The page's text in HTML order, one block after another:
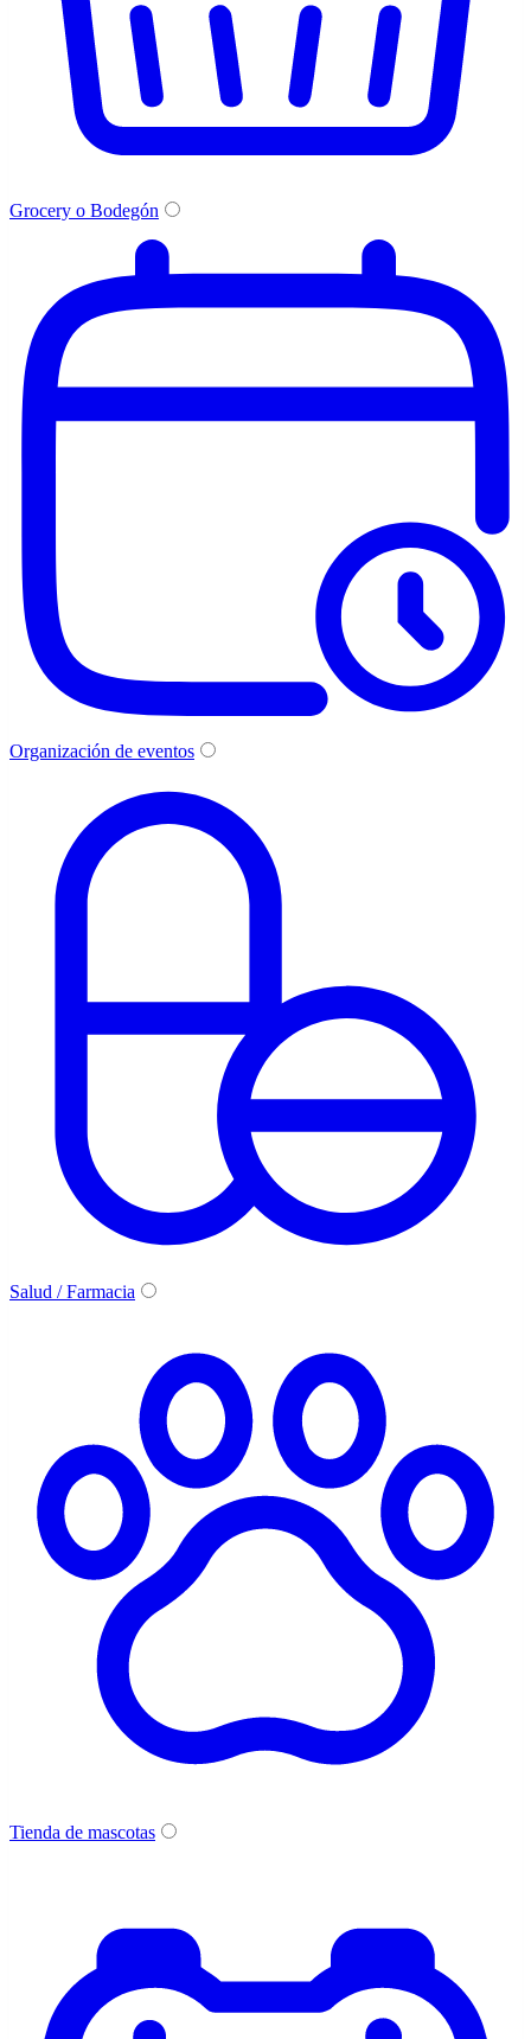
Grocery o Bodegón
Organización de eventos
Salud / Farmacia
Tienda de mascotas